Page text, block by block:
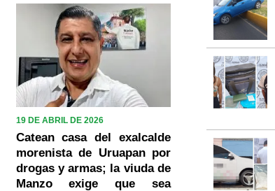
19 DE ABRIL DE 2026
Catean casa del exalcalde
morenista de Uruapan por
drogas y armas; la viuda de
Manzo exige que sea